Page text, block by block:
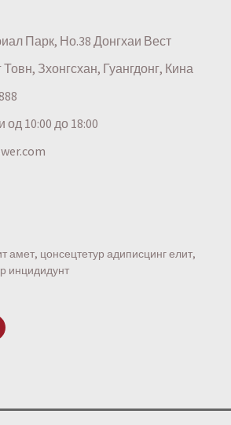
Парк, Но.38 Донгхаи Вест
Зхонгсхан, Гуангдонг, Кина
10:00 до 18:00
амет, цонсецтетур адиписцинг елит,
инцидидунт